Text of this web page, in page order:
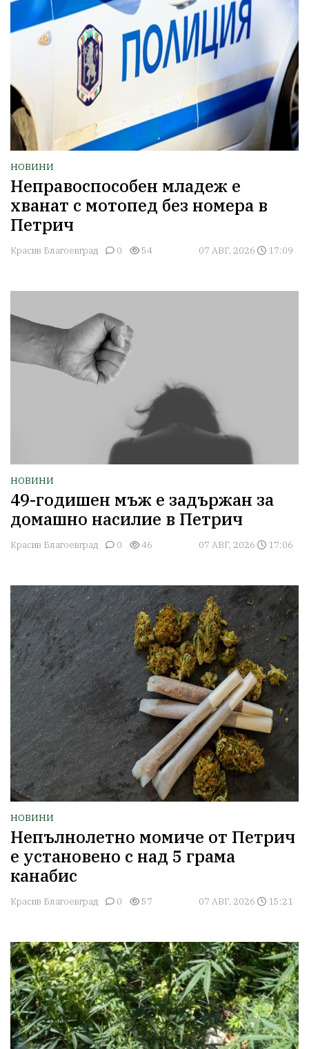
НОВИНИ
Неправоспособен младеж е
хванат с мотопед без номера в
Петрич
Красив Благоевград 0 54 07 АВГ, 2026 17:09
НОВИНИ
49-годишен мъж е задържан за
домашно насилие в Петрич
Красив Благоевград 0 46 07 АВГ, 2026 17:06
НОВИНИ
Непълнолетно момиче от Петрич
е установено с над 5 грама
канабис
Красив Благоевград 0 57 07 АВГ, 2026 15:21